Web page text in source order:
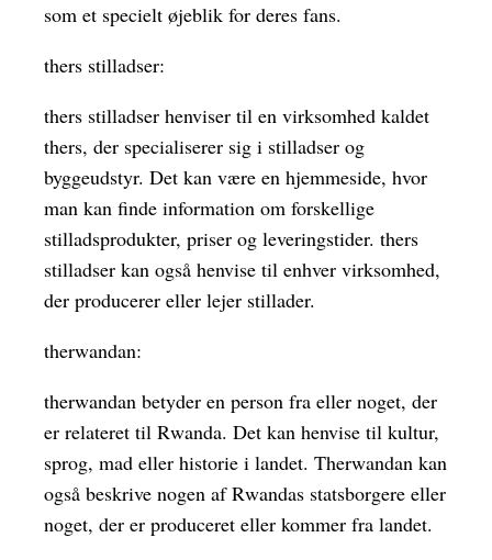
som et specielt øjeblik for deres fans.
thers stilladser:
thers stilladser henviser til en virksomhed kaldet
thers, der specialiserer sig i stilladser og
byggeudstyr. Det kan være en hjemmeside, hvor
man kan finde information om forskellige
stilladsprodukter, priser og leveringstider. thers
stilladser kan også henvise til enhver virksomhed,
der producerer eller lejer stillader.
therwandan:
therwandan betyder en person fra eller noget, der
er relateret til Rwanda. Det kan henvise til kultur,
sprog, mad eller historie i landet. Therwandan kan
også beskrive nogen af ​​Rwandas statsborgere eller
noget, der er produceret eller kommer fra landet.